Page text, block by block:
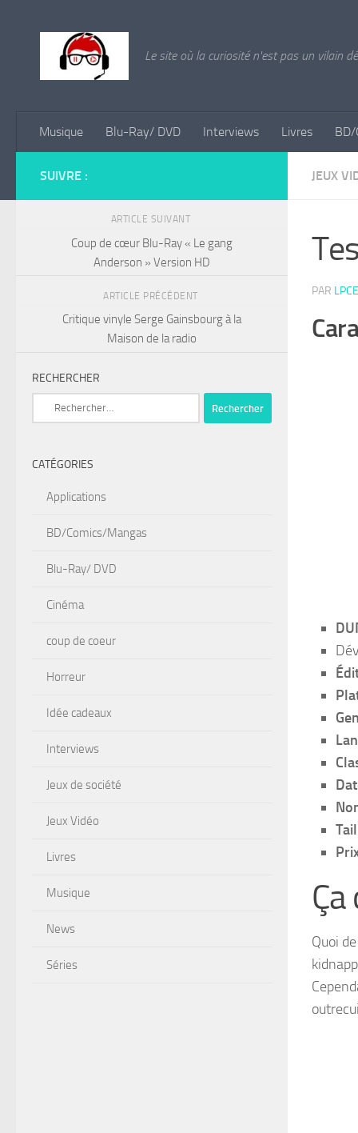
Le site où la curiosité n'est pas un vilain
Musique Blu-Ray/ DVD Interviews Livres
JEUX
PAR
Quoi
SUIVRE :
ARTICLE SUIVANT
Coup de cœur Blu-Ray « Le gang
Anderson » Version HD
ARTICLE PRÉCÉDENT
Critique vinyle Serge Gainsbourg à la
Maison de la radio
RECHERCHER
Rechercher :
CATÉGORIES
Applications
BD/Comics/Mangas
Blu-Ray/ DVD
Cinéma
coup de coeur
Horreur
Idée cadeaux
Interviews
Jeux de société
Jeux Vidéo
Livres
Musique
News
Séries